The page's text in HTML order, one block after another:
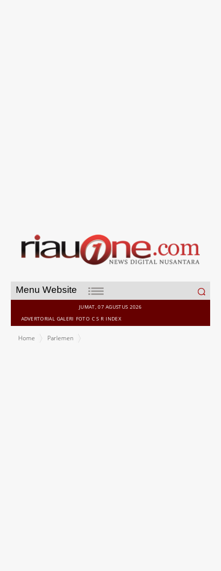
Menu Website
Search
for:
JUMAT, 07 AGUSTUS 2026
ADVERTORIAL GALERI FOTO C S R INDEX
Home
Parlemen